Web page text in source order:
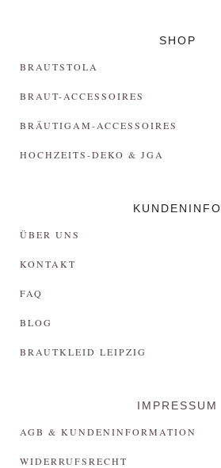
SHOP
BRAUTSTOLA
BRAUT-ACCESSOIRES
BRÄUTIGAM-ACCESSOIRES
HOCHZEITS-DEKO & JGA
KUNDENINFO
ÜBER UNS
KONTAKT
FAQ
BLOG
BRAUTKLEID LEIPZIG
IMPRESSUM
AGB & KUNDENINFORMATION
WIDERRUFSRECHT